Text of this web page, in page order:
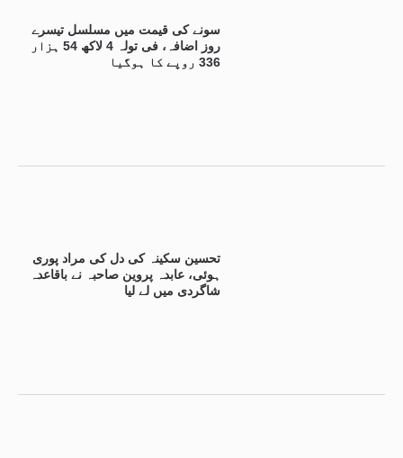
سونے کی قیمت میں مسلسل تیسرے
روز اضافہ، فی تولہ 4 لاکھ 54 ہزار
336 روپے کا ہوگیا
تحسین سکینہ کی دل کی مراد پوری
ہوئی، عابدہ پروین صاحبہ نے باقاعدہ
شاگردی میں لے لیا